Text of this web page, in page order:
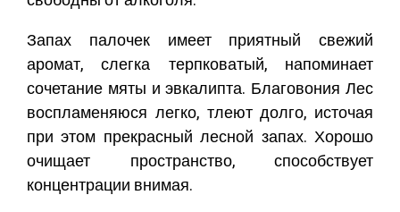
Запах палочек имеет приятный свежий
аромат, слегка терпковатый, напоминает
сочетание мяты и эвкалипта. Благовония Лес
воспламеняюся легко, тлеют долго, источая
при этом прекрасный лесной запах. Хорошо
очищает пространство, способствует
концентрации внимая.